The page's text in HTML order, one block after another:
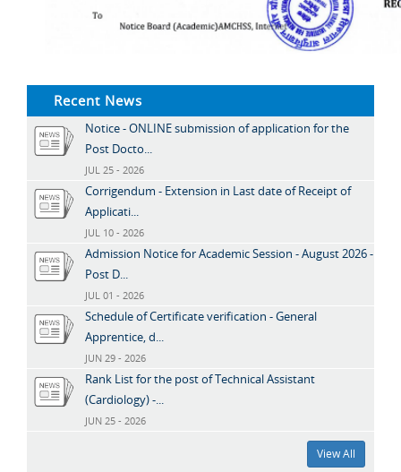
Recent News
Notice - ONLINE submission of application for the
Post Docto...
JUL 25 - 2026
Corrigendum - Extension in Last date of Receipt of
Applicati...
JUL 10 - 2026
Admission Notice for Academic Session - August 2026 -
Post D...
JUL 01 - 2026
Schedule of Certificate verification - General
Apprentice, d...
JUN 29 - 2026
Rank List for the post of Technical Assistant
(Cardiology) -...
JUN 25 - 2026
View All